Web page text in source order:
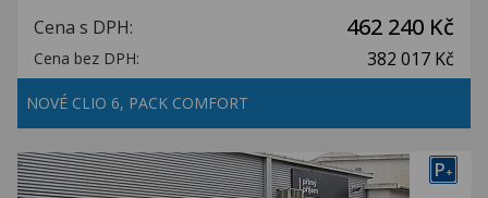
Cena s DPH: 462 240 Kč
Cena bez DPH: 382 017 Kč
NOVÉ CLIO 6, PACK COMFORT
P+